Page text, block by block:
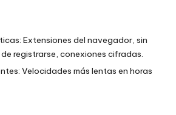
Extensiones del navegador, sin
registrarse, conexiones cifradas.
Velocidades más lentas en horas